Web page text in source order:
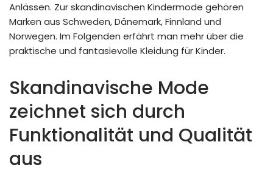
Anlässen. Zur skandinavischen Kindermode gehören
Marken aus Schweden, Dänemark, Finnland und
Norwegen. Im Folgenden erfährt man mehr über die
praktische und fantasievolle Kleidung für Kinder.
Skandinavische Mode
zeichnet sich durch
Funktionalität und Qualität
aus